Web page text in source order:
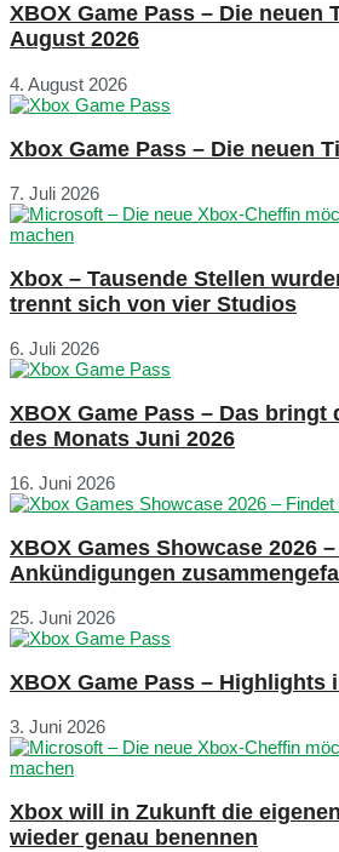
XBOX Game Pass – Die neuen
August 2026
4. August 2026
Xbox Game Pass – Die neuen
7. Juli 2026
Xbox – Tausende Stellen
trennt sich von vier Studios
6. Juli 2026
XBOX Game Pass – Das bringt
des Monats Juni 2026
16. Juni 2026
XBOX Games Showcase 2026
Ankündigungen
25. Juni 2026
XBOX Game Pass – Highlights
3. Juni 2026
Xbox will in Zukunft die
wieder genau benennen